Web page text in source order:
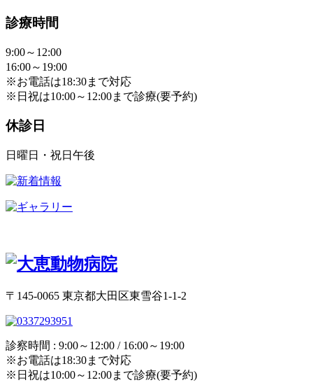
診療時間
9:00～12:00
16:00～19:00
※お電話は18:30まで対応
※日祝は10:00～12:00まで診療(要予約)
休診日
日曜日・祝日午後
〒145-0065 東京都大田区東雪谷1-1-2
診察時間 : 9:00～12:00 / 16:00～19:00
※お電話は18:30まで対応
※日祝は10:00～12:00まで診療(要予約)